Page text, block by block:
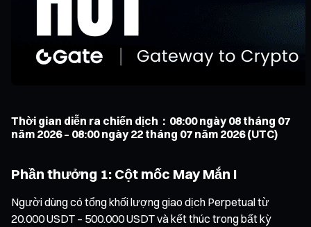
Thời gian diễn ra chiến dịch：08:00 ngày 08 tháng 07
năm 2026 – 08:00 ngày 22 tháng 07 năm 2026 (UTC)
Phần thưởng 1: Cột mốc May Mắn I
Người dùng có tổng khối lượng giao dịch Perpetual từ
20.000 USDT – 500.000 USDT và kết thúc trong bất kỳ